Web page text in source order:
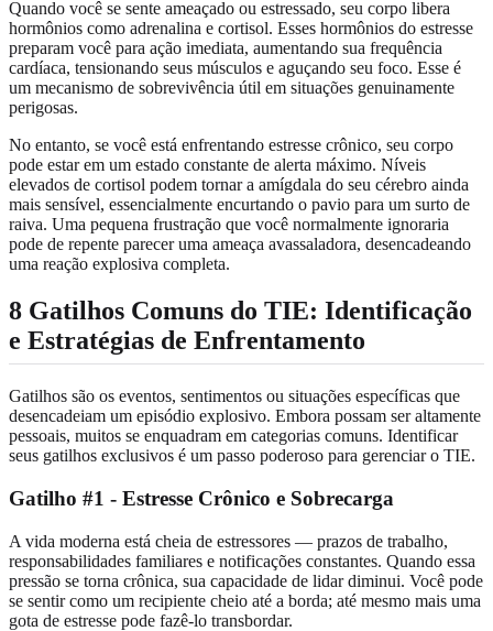
Quando você se sente ameaçado ou estressado, seu corpo libera
hormônios como adrenalina e cortisol. Esses hormônios do estresse
preparam você para ação imediata, aumentando sua frequência
cardíaca, tensionando seus músculos e aguçando seu foco. Esse é
um mecanismo de sobrevivência útil em situações genuinamente
perigosas.
No entanto, se você está enfrentando estresse crônico, seu corpo
pode estar em um estado constante de alerta máximo. Níveis
elevados de cortisol podem tornar a amígdala do seu cérebro ainda
mais sensível, essencialmente encurtando o pavio para um surto de
raiva. Uma pequena frustração que você normalmente ignoraria
pode de repente parecer uma ameaça avassaladora, desencadeando
uma reação explosiva completa.
8 Gatilhos Comuns do TIE: Identificação
e Estratégias de Enfrentamento
Gatilhos são os eventos, sentimentos ou situações específicas que
desencadeiam um episódio explosivo. Embora possam ser altamente
pessoais, muitos se enquadram em categorias comuns. Identificar
seus gatilhos exclusivos é um passo poderoso para gerenciar o TIE.
Gatilho #1 - Estresse Crônico e Sobrecarga
A vida moderna está cheia de estressores — prazos de trabalho,
responsabilidades familiares e notificações constantes. Quando essa
pressão se torna crônica, sua capacidade de lidar diminui. Você pode
se sentir como um recipiente cheio até a borda; até mesmo mais uma
gota de estresse pode fazê-lo transbordar.